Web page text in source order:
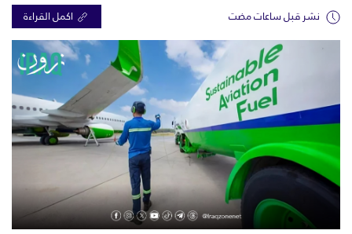
نشر قبل ساعات مضت اكمل القراءة